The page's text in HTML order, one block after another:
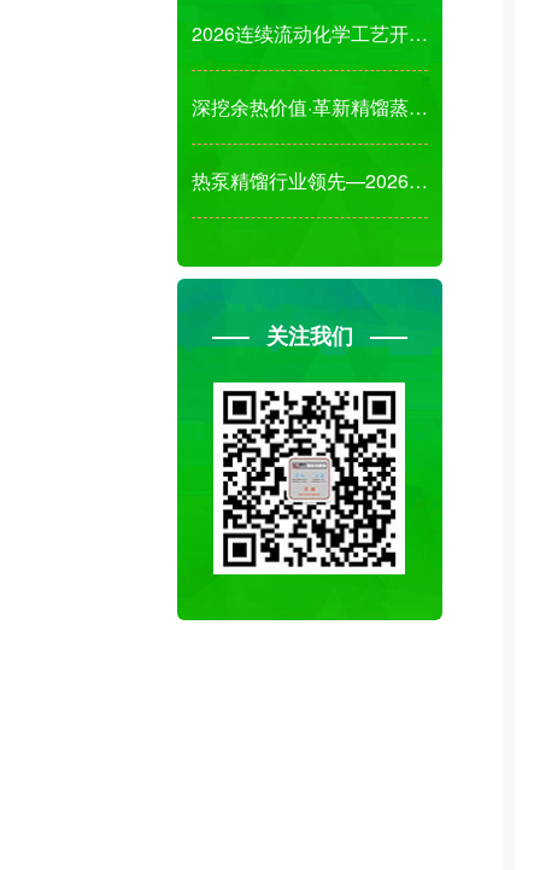
2026连续流动化学工艺开发及绿色工艺新技术应
深挖余热价值·革新精馏蒸发结晶节能解决方案!
热泵精馏行业领先—2026杭州国际先进分离工艺
关注我们